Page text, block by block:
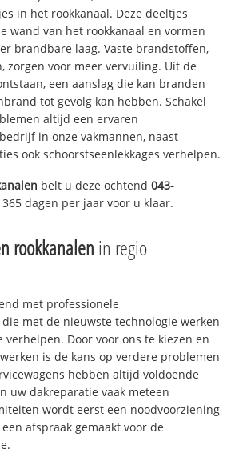
in het rookkanaal. Deze deeltjes
wand van het rookkanaal en vormen
brandbare laag. Vaste brandstoffen,
zorgen voor meer vervuiling. Uit de
een aanslag die kan branden
tot gevolg kan hebben. Schakel
altijd een ervaren
in onze vakmannen, naast
ook schoorstseenlekkages verhelpen.
belt u deze ochtend043-
dagen per jaar voor u klaar.
rookkanalen in regio
met professionele
met de nieuwste technologie werken
Door voor ons te kiezen en
is de kans op verdere problemen
hebben altijd voldoende
uw dakreparatie vaak meteen
wordt eerst een noodvoorziening
afspraak gemaakt voor de